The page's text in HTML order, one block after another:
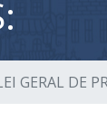
GERAL DE